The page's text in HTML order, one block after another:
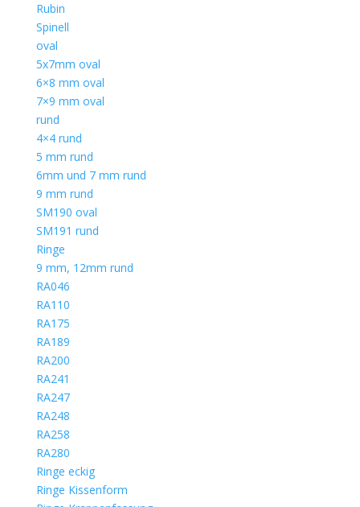
Rubin
Spinell
oval
5x7mm oval
6×8 mm oval
7×9 mm oval
rund
4×4 rund
5 mm rund
6mm und 7 mm rund
9 mm rund
SM190 oval
SM191 rund
Ringe
9 mm, 12mm rund
RA046
RA110
RA175
RA189
RA200
RA241
RA247
RA248
RA258
RA280
Ringe eckig
Ringe Kissenform